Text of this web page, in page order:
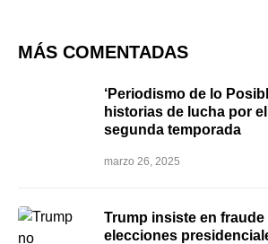
MÁS COMENTADAS
‘Periodismo de lo
historias de lucha por
segunda temporada
marzo 26, 2025
Trump insiste en
elecciones